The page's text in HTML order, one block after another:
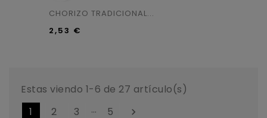
CHORIZO TRADICIONAL...
2,53 €
Estas viendo 1-6 de 27 artículo(s)
1
2 3 … 5 